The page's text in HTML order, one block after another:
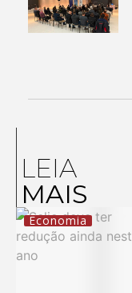
LEIA
MAIS
Economia